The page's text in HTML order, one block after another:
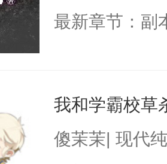
最新章节：
我和学霸校草
傻茉茉| 现代